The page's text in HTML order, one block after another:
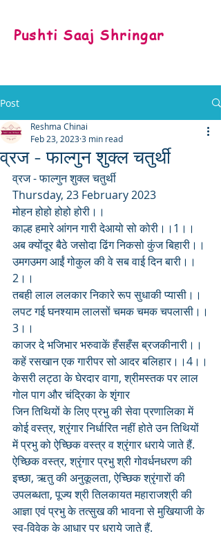
Pushti Saaj Shringar
Post
व्रज - फाल्गुन शुक्ल चतुर्थी
Reshma Chinai
Feb 23, 20233 min read
व्रज - फाल्गुन शुक्ल चतुर्थी
Thursday, 23 February 2023
मोहन होहो होहो होरी।।
काल्ह हमारे आंगन गारी देआयो सो कोरी।।1।।
अब क्योंदूर बैठे जसोदा ढिंग निकसो कुंज बिहारी।।
उमगउमग आईं गोकुल की वे सब वाई दिन बारी।।
2।।
तबही लाल ललकार निकारे रूप सुधाकी प्यासी।।
लपट गई घनश्याम लालसों चमक चमक चपलासी।।
3।।
काजर दे भजिभार भरुवाकें हँसहँस ब्रजकीनारी।।
कहें रसखान एक गारीपर सो आदर बलिहार।।4।।
केसरी लट्ठा के घेरदार वागा, श्रीमस्तक पर लाल
गोल पाग और चंद्रिका के शृंगार
जिन तिथियों के लिए प्रभु की सेवा प्रणालिका में
कोई वस्त्र, श्रृंगार निर्धारित नहीं होते उन तिथियों
में प्रभु को ऐच्छिक वस्त्र व श्रृंगार धराये जाते हैं.
ऐच्छिक वस्त्र, श्रृंगार प्रभु श्री गोवर्धनधरण की
इच्छा, ऋतु की अनुकूलता, ऐच्छिक श्रृंगारों की
उपलब्धता, पूज्य श्री तिलकायत महाराजश्री की
आज्ञा एवं प्रभु के तत्सुख की भावना से मुखियाजी के
स्व-विवेक के आधार पर धराये जाते हैं.